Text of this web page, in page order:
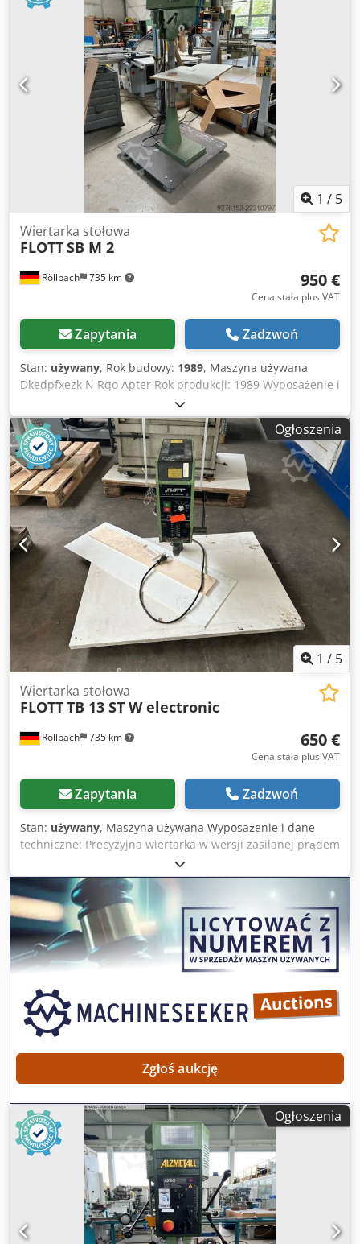
gwintowania, automatyczna funkcja start-stop przy
obsłudze wrzeciona, obroty prawe/lewe, oświetlenie LED i
laser krzyżowy. Stół wyjątkowo wytrzymały – także
odpowiedni do montażu imadeł. Dane techniczne: Moc
silnika: 1,6 kW (= 2 kW S6) Napięcie silnika: 230 V Stożek
wrzeciona: MK 3 Skok wrzeciona: 120 mm Dsdpfxex H Ukks
Aptjkr Uchwyt wiertarski: 3-16 mm Prędkości obrotowe:
150–3200 obr./min Średnica kolumny: 80 mm Wymiary
stołu: 345 x 345 mm Wymiary podstawy: 520 x 320 mm
Zakres odchyłu stołu: 90° lewo/prawo
1 / 5
Röllbach 735 km
Wiertarka stołowa
FLOTTSB M 2
950 €
Cena stała plus VAT
Zapytania Zadzwoń
Stan: używany, Rok budowy: 1989, Maszyna używana
Dkedpfxezk N Rqo Apter Rok produkcji: 1989 Wyposażenie i
dane techniczne: Wydajność wiercenia: 16/20 mm
(krótkotrwale 23 mm) Stożek Morse'a: MK 2 Wysięg: 245
mm Głębokość wiercenia: 100 mm Średnica kolumny: 82
mm Powierzchnia stołu: 220 x 310 mm Moc silnika: 0,75 kW
Obroty wrzeciona: 340-530-900-1530-2400 obr/min Waga:
132 kg Dostępność: od ręki Miejsce składowania: 63934
Röllbach
Ogłoszenia
1 / 5
Röllbach 735 km
Wiertarka stołowa
FLOTTTB 13 ST W electronic
650 €
Cena stała plus VAT
Zapytania Zadzwoń
Stan: używany, Maszyna używana Wyposażenie i dane
techniczne: Precyzyjna wiertarka w wersji zasilanej prądem
zmiennym Bezstopniowa elektroniczna regulacja prędkości
obrotowej od 400 do 4500 obr/min Zdolność wiercenia w
stali i żeliwie 13/15 mm Głębokość wiercenia 60 mm
Wskaźnik głębokości wiercenia z podziałką mm dzięki
szybko przestawnemu pierścieniowi ograniczającemu
Regulacja wysokości głowicy wiertarskiej za pomocą
gazowego siłownika, płynna regulacja Djdpjzk N N Tofx
Lokalizacja: 63934 Röllbach
Zgłoś aukcję
Ogłoszenia